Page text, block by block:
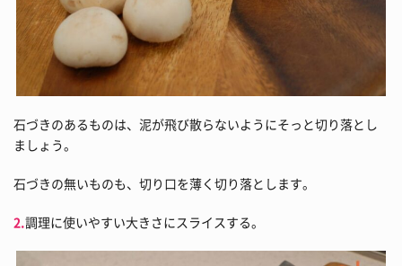
石づきのあるものは、泥が飛び散らないようにそっと切り落とし
ましょう。
石づきの無いものも、切り口を薄く切り落とします。
2.調理に使いやすい大きさにスライスする。